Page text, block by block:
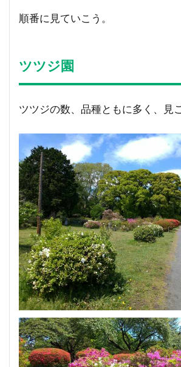
順番に見ていこう。
ツツジ園
ツツジの数、品種ともに多く、見